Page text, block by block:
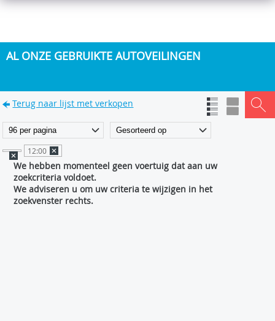
AL ONZE GEBRUIKTE AUTOVEILINGEN
Terug naar lijst met verkopen
12:00
We hebben momenteel geen voertuig dat aan uw
zoekcriteria voldoet.
We adviseren u om uw criteria te wijzigen in het
zoekvenster rechts.